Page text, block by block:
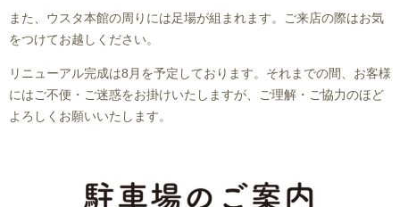
また、ウスタ本館の周りには足場が組まれます。ご来店の際はお気
をつけてお越しください。
リニューアル完成は8月を予定しております。それまでの間、お客様
にはご不便・ご迷惑をお掛けいたしますが、ご理解・ご協力のほど
よろしくお願いいたします。